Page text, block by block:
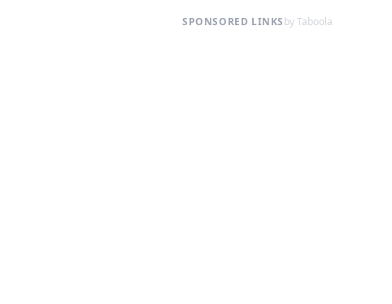
SPONSORED LINKSby Taboola